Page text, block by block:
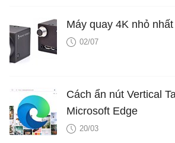
Máy quay 4K nhỏ
02/07
Cách ẩn nút Vertical
Microsoft Edge
20/03